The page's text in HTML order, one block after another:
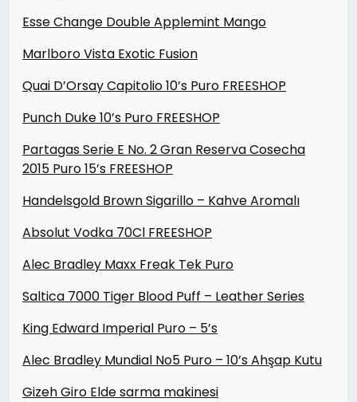
Esse Change Double Applemint Mango
Marlboro Vista Exotic Fusion
Quai D’Orsay Capitolio 10’s Puro FREESHOP
Punch Duke 10’s Puro FREESHOP
Partagas Serie E No. 2 Gran Reserva Cosecha
2015 Puro 15’s FREESHOP
Handelsgold Brown Sigarillo – Kahve Aromalı
Absolut Vodka 70Cl FREESHOP
Alec Bradley Maxx Freak Tek Puro
Saltica 7000 Tiger Blood Puff – Leather Series
King Edward Imperial Puro – 5’s
Alec Bradley Mundial No5 Puro – 10’s Ahşap Kutu
Gizeh Giro Elde sarma makinesi